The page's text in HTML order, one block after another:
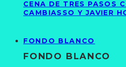
CENA DE TRES PASOS
CAMBIASSO Y JAVIER
FONDO BLANCO
FONDO BLANCO